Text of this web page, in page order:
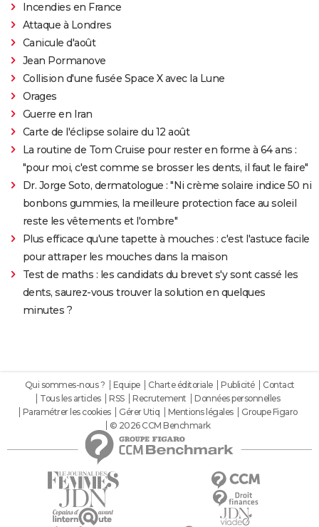
Incendies en France
Attaque à Londres
Canicule d'août
Jean Pormanove
Collision d'une fusée Space X avec la Lune
Orages
Guerre en Iran
Carte de l'éclipse solaire du 12 août
La routine de Tom Cruise pour rester en forme à 64 ans :
"pour moi, c'est comme se brosser les dents, il faut le faire"
Dr. Jorge Soto, dermatologue : "Ni crème solaire indice 50 ni
bonbons gummies, la meilleure protection face au soleil
reste les vêtements et l'ombre"
Plus efficace qu'une tapette à mouches : c'est l'astuce facile
pour attraper les mouches dans la maison
Test de maths : les candidats du brevet s'y sont cassé les
dents, saurez-vous trouver la solution en quelques
minutes ?
Qui sommes-nous ? Equipe Charte éditoriale Publicité
Contact
Tous les articles
RSS Recrutement
Données personnelles
Paramétrer les cookies
Gérer Utiq Mentions légales
Groupe Figaro
© 2026 CCM Benchmark